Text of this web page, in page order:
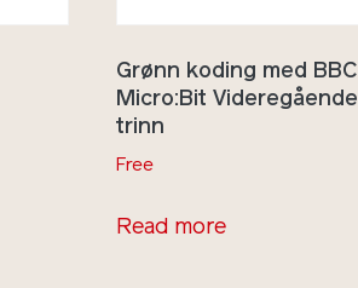
Grønn koding med BBC
Micro:Bit Videregående
trinn
Free
Read more